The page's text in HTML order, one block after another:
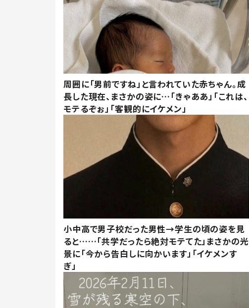
周囲に「男前ですね」と言われていた赤ちゃん。成
長した現在、まさかの姿に…「きゃああ」「これは、
モテるぞぉ」「客観的にイケメン」
小中高で男子校だった男性→学生の頃の姿を見
ると……「共学だったら絶対モテてた」まさかの光
景に「今から告白しに向かいます」「イケメンす
ぎ」